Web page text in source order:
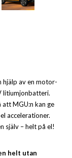
av en motor-
litiumjonbatteri.
att MGU:n kan ge
accelerationer.
själv – helt på el!
helt utan